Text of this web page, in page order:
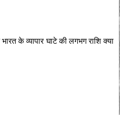
के व्यापार घाटे की लगभग राशि क्या